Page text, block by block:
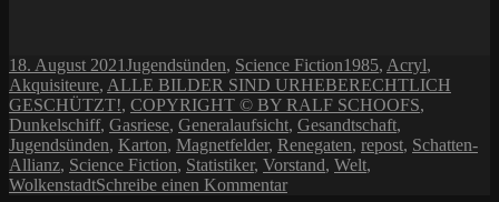
Veröffentlicht
am
18. August 2021 Kategorien
Jugendsünden, Science FictionSchlagwörter
1985, Acryl,
Akquisiteure, ALLE BILDER SIND URHEBERECHTLICH
GESCHÜTZT!, COPYRIGHT © BY RALF SCHOOFS,
Dunkelschiff, Gasriese, Generalaufsicht, Gesandtschaft,
Jugendsünden, Karton, Magnetfelder, Renegaten, repost, Schatten-
Allianz, Science Fiction, Statistiker, Vorstand, Welt,
WolkenstadtSchreibe einen Kommentarzu